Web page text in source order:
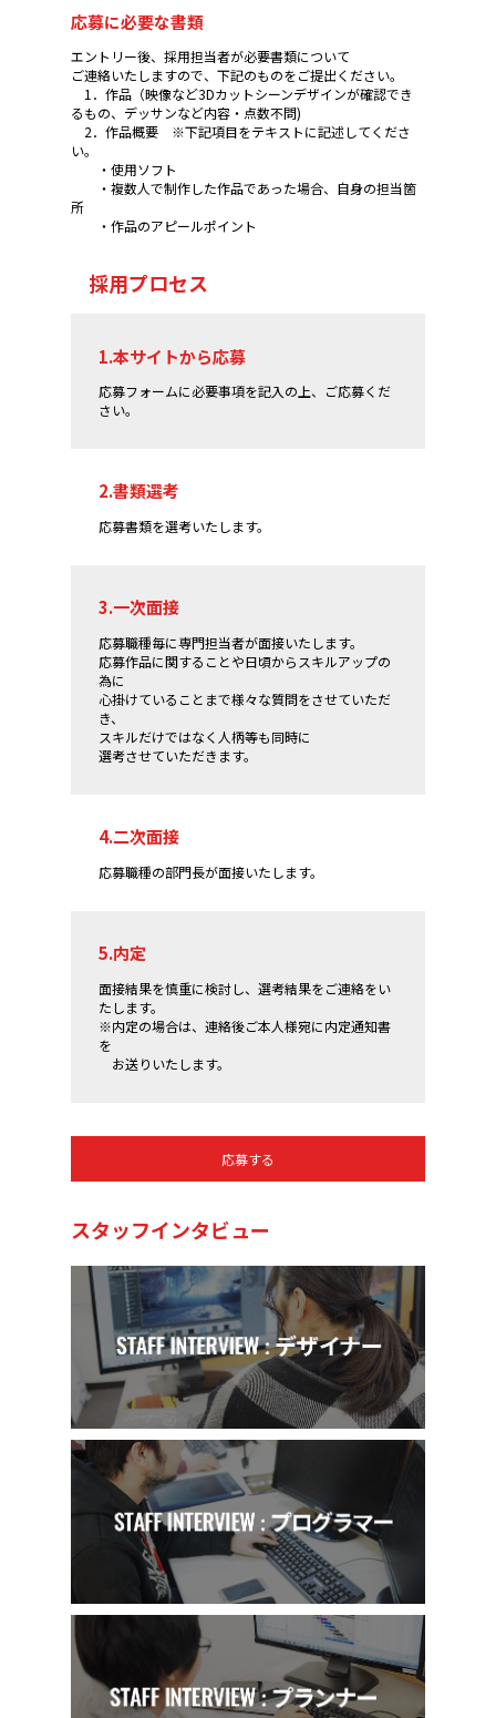
応募に必要な書類
エントリー後、採用担当者が必要書類について
ご連絡いたしますので、下記のものをご提出ください。
1．作品（映像など3Dカットシーンデザインが確認でき
るもの、デッサンなど内容・点数不問)
2．作品概要 ※下記項目をテキストに記述してくださ
い。
・使用ソフト
・複数人で制作した作品であった場合、自身の担当箇
所
・作品のアピールポイント
採用プロセス
1.本サイトから応募
応募フォームに必要事項を記入の上、ご応募くだ
さい。
2.書類選考
応募書類を選考いたします。
3.一次面接
応募職種毎に専門担当者が面接いたします。
応募作品に関することや日頃からスキルアップの
為に
心掛けていることまで様々な質問をさせていただ
き、
スキルだけではなく人柄等も同時に
選考させていただきます。
4.二次面接
応募職種の部門長が面接いたします。
5.内定
面接結果を慎重に検討し、選考結果をご連絡をい
たします。
※内定の場合は、連絡後ご本人様宛に内定通知書
を
お送りいたします。
応募する
スタッフインタビュー